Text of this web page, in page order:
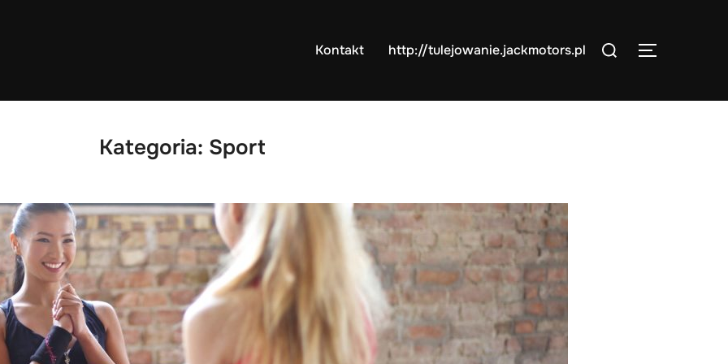
Kontakt http://tulejowanie.jackmotors.pl
Search
TOGGLE
Kategoria: Sport